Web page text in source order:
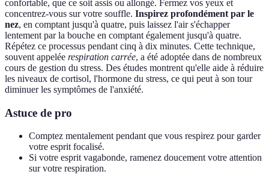
confortable, que ce soit assis ou allongé. Fermez vos yeux et
concentrez-vous sur votre souffle. Inspirez profondément par le
nez, en comptant jusqu'à quatre, puis laissez l'air s'échapper
lentement par la bouche en comptant également jusqu'à quatre.
Répétez ce processus pendant cinq à dix minutes. Cette technique,
souvent appelée respiration carrée, a été adoptée dans de nombreux
cours de gestion du stress. Des études montrent qu'elle aide à réduire
les niveaux de cortisol, l'hormone du stress, ce qui peut à son tour
diminuer les symptômes de l'anxiété.
Astuce de pro
Comptez mentalement pendant que vous respirez pour garder
votre esprit focalisé.
Si votre esprit vagabonde, ramenez doucement votre attention
sur votre respiration.